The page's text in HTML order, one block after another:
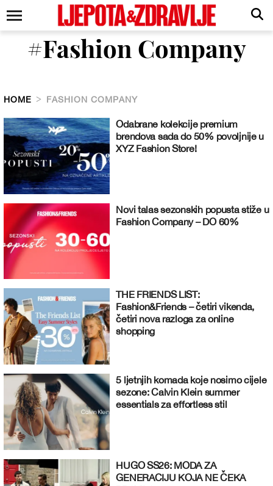
#Fashion Company
HOME FASHION COMPANY
Odabrane kolekcije premium
brendova sada do 50% povoljnije u
XYZ Fashion Store!
Novi talas sezonskih popusta stiže u
Fashion Company – DO 60%
THE FRIENDS LIST:
Fashion&Friends – četiri vikenda,
četiri nova razloga za online
shopping
5 ljetnjih komada koje nosimo cijele
sezone: Calvin Klein summer
essentials za effortless stil
HUGO SS26: MODA ZA
GENERACIJU KOJA NE ČEKA